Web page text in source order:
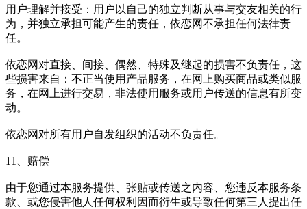
用户理解并接受：用户以自己的独立判断从事与交友相关的行
为，并独立承担可能产生的责任，依恋网不承担任何法律责
任。
依恋网对直接、间接、偶然、特殊及继起的损害不负责任，这
些损害来自：不正当使用产品服务，在网上购买商品或类似服
务，在网上进行交易，非法使用服务或用户传送的信息有所变
动。
依恋网对所有用户自发组织的活动不负责任。
11、赔偿
由于您通过本服务提供、张贴或传送之内容、您违反本服务条
款、或您侵害他人任何权利因而衍生或导致任何第三人提出任